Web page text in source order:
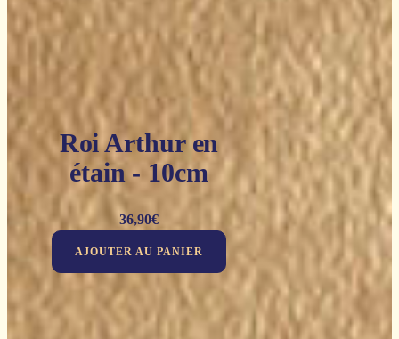
Roi Arthur en
étain - 10cm
36,90€
AJOUTER AU PANIER